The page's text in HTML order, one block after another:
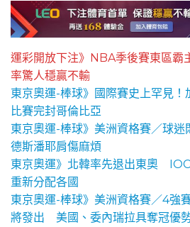
運彩開放下注》NBA季後賽東區霸
率驚人穩贏不輸
東京奧運-棒球》國際賽史上罕見
比賽完封哥倫比亞
東京奧運-棒球》美洲資格賽／球迷
德斯潘耶肩傷麻煩
東京奧運》北韓率先退出東奧
重新分配各國
東京奧運-棒球》美洲資格賽／4強
將發出 美國、委內瑞拉具奪冠優